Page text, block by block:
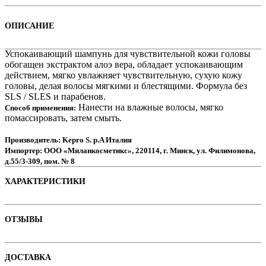
ОПИСАНИЕ
Успокаивающий шампунь для чувствительной кожи головы
обогащен экстрактом алоэ вера, обладает успокаивающим
действием, мягко увлажняет чувствительную, сухую кожу
головы, делая волосы мягкими и блестящими. Формула без
SLS / SLES и парабенов.
Способ применения: Нанести на влажные волосы, мягко
помассировать, затем смыть.
Производитель: Kepro S. p.A Италия
Импортер: ООО «Миланкосметикс», 220114, г. Минск, ул. Филимонова,
д.55/3-309, пом. № 8
ХАРАКТЕРИСТИКИ
Для детей
Назначение
ОТЗЫВЫ
ДОСТАВКА